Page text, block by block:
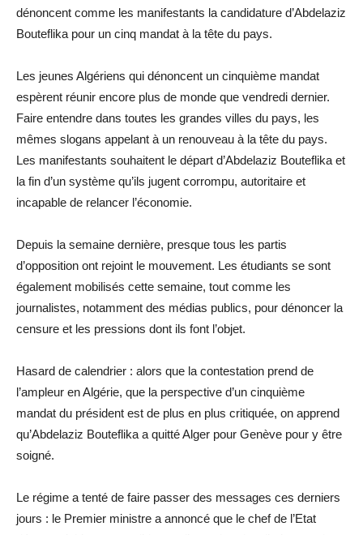
dénoncent comme les manifestants la candidature d’Abdelaziz
Bouteflika pour un cinq mandat à la tête du pays.
Les jeunes Algériens qui dénoncent un cinquième mandat
espèrent réunir encore plus de monde que vendredi dernier.
Faire entendre dans toutes les grandes villes du pays, les
mêmes slogans appelant à un renouveau à la tête du pays.
Les manifestants souhaitent le départ d’Abdelaziz Bouteflika et
la fin d’un système qu’ils jugent corrompu, autoritaire et
incapable de relancer l’économie.
Depuis la semaine dernière, presque tous les partis
d’opposition ont rejoint le mouvement. Les étudiants se sont
également mobilisés cette semaine, tout comme les
journalistes, notamment des médias publics, pour dénoncer la
censure et les pressions dont ils font l’objet.
Hasard de calendrier : alors que la contestation prend de
l’ampleur en Algérie, que la perspective d’un cinquième
mandat du président est de plus en plus critiquée, on apprend
qu’Abdelaziz Bouteflika a quitté Alger pour Genève pour y être
soigné.
Le régime a tenté de faire passer des messages ces derniers
jours : le Premier ministre a annoncé que le chef de l’Etat